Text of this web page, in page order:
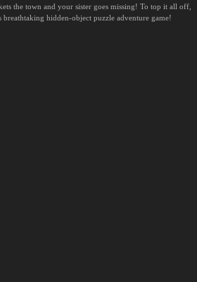
the town and your sister goes missing! To top it all off,
hidden-object puzzle adventure game!